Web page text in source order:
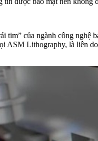
của ngành công nghệ
ASM Lithography, là liên